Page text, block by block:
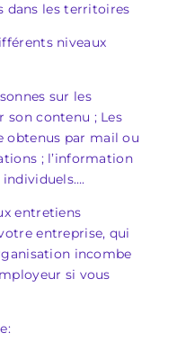
dans les territoires
niveaux
sur les
son contenu ; Les
obtenus par mail ou
; l’information
entretiens
entreprise, qui
incombe
si vous